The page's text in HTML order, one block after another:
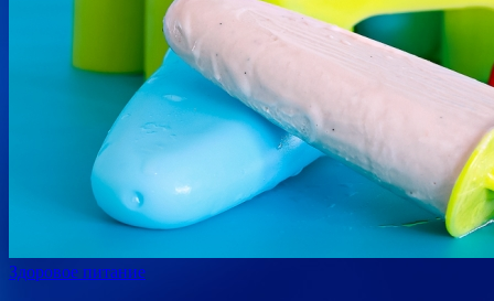
Здоровое питание